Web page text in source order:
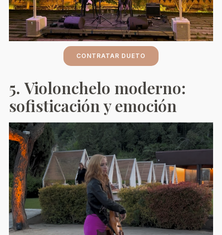
CONTRATAR DUETO
5. Violonchelo moderno:
sofisticación y emoción